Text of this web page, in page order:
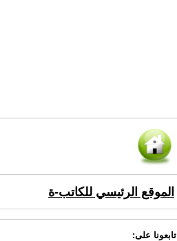
الموقع الرئيسي للكاتب-ة
تابعونا على: